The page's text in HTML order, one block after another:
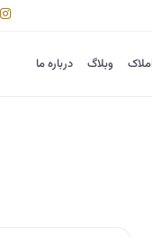
وبلاگ درباره ما